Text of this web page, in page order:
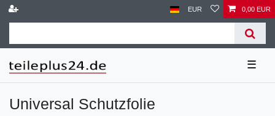
EUR 0,00 EUR
☰
Universal Schutzfolie